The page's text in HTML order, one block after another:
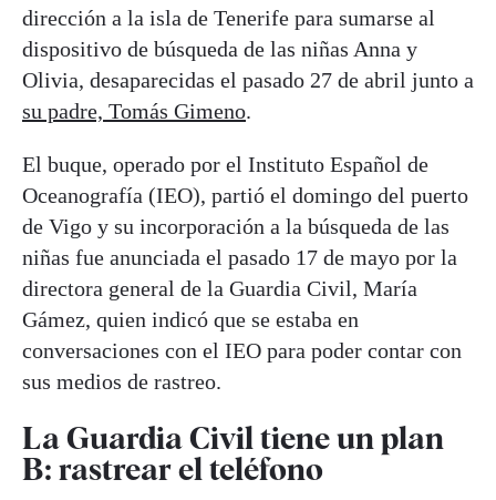
dirección a la isla de Tenerife para sumarse al
dispositivo de búsqueda de las niñas Anna y
Olivia, desaparecidas el pasado 27 de abril junto a
su padre, Tomás Gimeno.
El buque, operado por el Instituto Español de
Oceanografía (IEO), partió el domingo del puerto
de Vigo y su incorporación a la búsqueda de las
niñas fue anunciada el pasado 17 de mayo por la
directora general de la Guardia Civil, María
Gámez, quien indicó que se estaba en
conversaciones con el IEO para poder contar con
sus medios de rastreo.
La Guardia Civil tiene un plan
B: rastrear el teléfono